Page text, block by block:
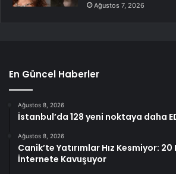
Ağustos 7, 2026
En Güncel Haberler
Ağustos 8, 2026
İstanbul’da 128 yeni noktaya daha
Ağustos 8, 2026
Canik’te Yatırımlar Hız Kesmiyor:
İnternete Kavuşuyor